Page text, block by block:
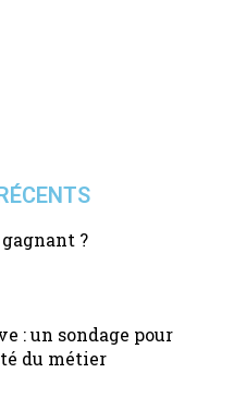
?
: un sondage pour
du métier